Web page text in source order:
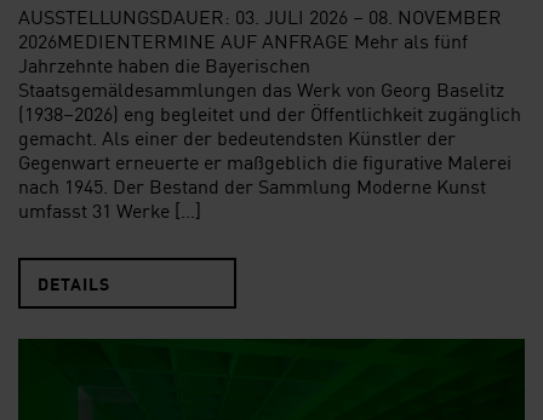
AUSSTELLUNGSDAUER: 03. JULI 2026 – 08. NOVEMBER
2026MEDIENTERMINE AUF ANFRAGE Mehr als fünf
Jahrzehnte haben die Bayerischen
Staatsgemäldesammlungen das Werk von Georg Baselitz
(1938–2026) eng begleitet und der Öffentlichkeit zugänglich
gemacht. Als einer der bedeutendsten Künstler der
Gegenwart erneuerte er maßgeblich die figurative Malerei
nach 1945. Der Bestand der Sammlung Moderne Kunst
umfasst 31 Werke […]
DETAILS